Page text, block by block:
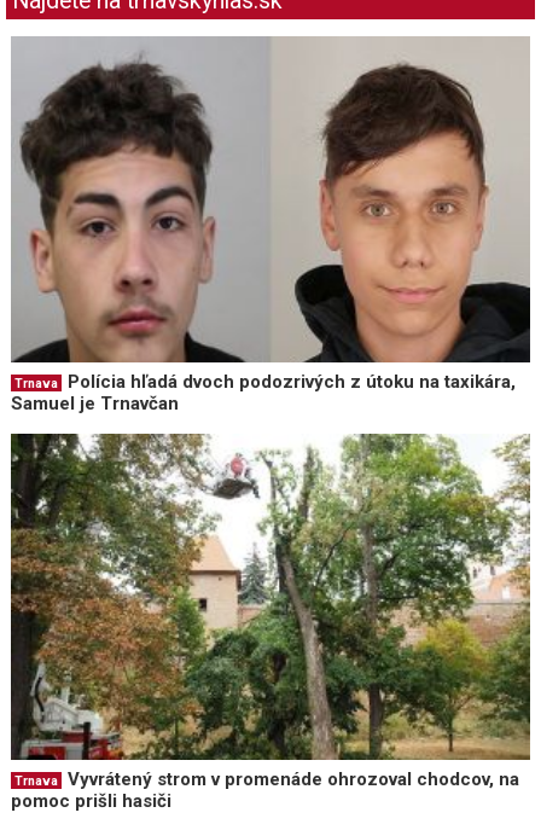
Trnava
Polícia hľadá dvoch podozrivých z útoku na taxikára,
Samuel je Trnavčan
Trnava
Vyvrátený strom v promenáde ohrozoval chodcov, na
pomoc prišli hasiči